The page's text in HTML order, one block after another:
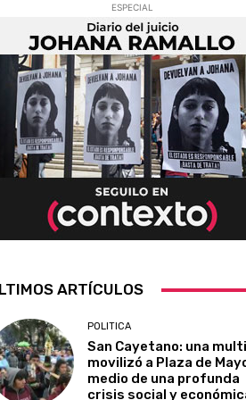
ESPECIAL
ARTÍCULOS
POLITICA
San Cayetano: una
movilizó a Plaza de
medio de una profunda
crisis social y